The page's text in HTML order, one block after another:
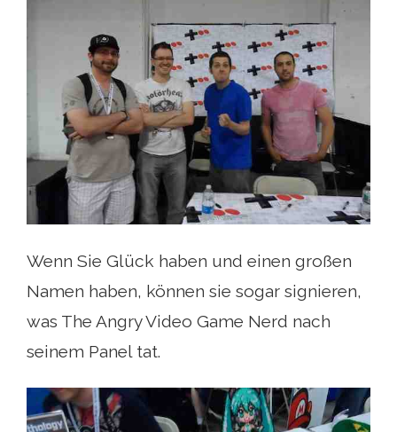
Wenn Sie Glück haben und einen großen
Namen haben, können sie sogar signieren,
was The Angry Video Game Nerd nach
seinem Panel tat.